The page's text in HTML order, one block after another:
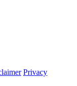
Privacy